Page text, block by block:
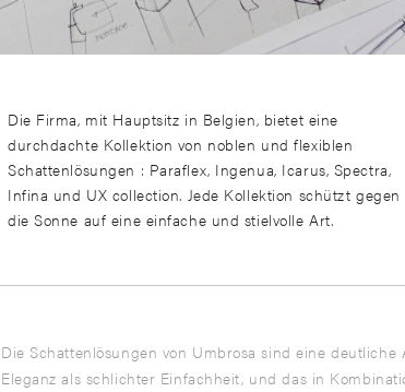
Die Firma, mit Hauptsitz in Belgien, bietet eine
durchdachte Kollektion von noblen und flexiblen
Schattenlösungen : Paraflex, Ingenua, Icarus, Spectra,
Infina und UX collection. Jede Kollektion schützt gegen
die Sonne auf eine einfache und stielvolle Art.
Die Schattenlösungen von Umbrosa sind eine deutliche
Eleganz als schlichter Einfachheit, und das in